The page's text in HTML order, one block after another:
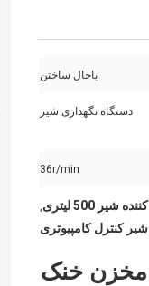
باحال ساختن
دستگاه نگهداری شیر
36r/min
500 لیتری ,
کنترل کامپیوتری
مخزن خنک